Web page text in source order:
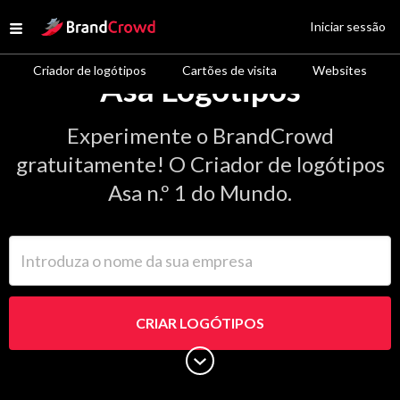
Open menu
Site Logo
Criador de logótipos Cartões de visita Websites
Iniciar sessão
Asa Logótipos
Experimente o BrandCrowd
gratuitamente! O Criador de logótipos
Asa n.º 1 do Mundo.
CRIAR LOGÓTIPOS